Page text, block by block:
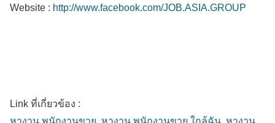
Website : http://www.facebook.com/JOB.ASIA.GROUP
Link ที่เกี่ยวข้อง :